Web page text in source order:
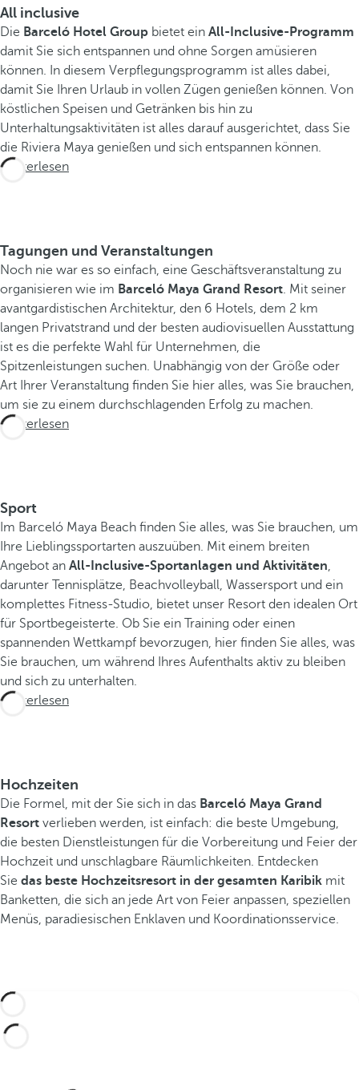
All inclusive
Die Barceló Hotel Group bietet ein All-Inclusive-Programm
damit Sie sich entspannen und ohne Sorgen amüsieren
können. In diesem Verpflegungsprogramm ist alles dabei,
damit Sie Ihren Urlaub in vollen Zügen genießen können. Von
köstlichen Speisen und Getränken bis hin zu
Unterhaltungsaktivitäten ist alles darauf ausgerichtet, dass Sie
die Riviera Maya genießen und sich entspannen können.
Weiterlesen
Tagungen und Veranstaltungen
Noch nie war es so einfach, eine Geschäftsveranstaltung zu
organisieren wie im Barceló Maya Grand Resort. Mit seiner
avantgardistischen Architektur, den 6 Hotels, dem 2 km
langen Privatstrand und der besten audiovisuellen Ausstattung
ist es die perfekte Wahl für Unternehmen, die
Spitzenleistungen suchen. Unabhängig von der Größe oder
Art Ihrer Veranstaltung finden Sie hier alles, was Sie brauchen,
um sie zu einem durchschlagenden Erfolg zu machen.
Weiterlesen
Sport
Im Barceló Maya Beach finden Sie alles, was Sie brauchen, um
Ihre Lieblingssportarten auszuüben. Mit einem breiten
Angebot an All-Inclusive-Sportanlagen und Aktivitäten,
darunter Tennisplätze, Beachvolleyball, Wassersport und ein
komplettes Fitness-Studio, bietet unser Resort den idealen Ort
für Sportbegeisterte. Ob Sie ein Training oder einen
spannenden Wettkampf bevorzugen, hier finden Sie alles, was
Sie brauchen, um während Ihres Aufenthalts aktiv zu bleiben
und sich zu unterhalten.
Weiterlesen
Hochzeiten
Die Formel, mit der Sie sich in das Barceló Maya Grand
Resort verlieben werden, ist einfach: die beste Umgebung,
die besten Dienstleistungen für die Vorbereitung und Feier der
Hochzeit und unschlagbare Räumlichkeiten. Entdecken
Sie das beste Hochzeitsresort in der gesamten Karibik mit
Banketten, die sich an jede Art von Feier anpassen, speziellen
Menüs, paradiesischen Enklaven und Koordinationsservice.
B
a
r
c
e
l
ó
M
a
a
n
d
R
e
s
o
r
t
e
r
i
d
e
a
l
e
A
u
i
s